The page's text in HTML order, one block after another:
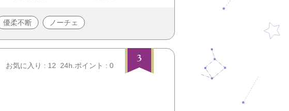
優柔不断 ノーチェ
3
お気に入り : 12 24h.ポイント : 0